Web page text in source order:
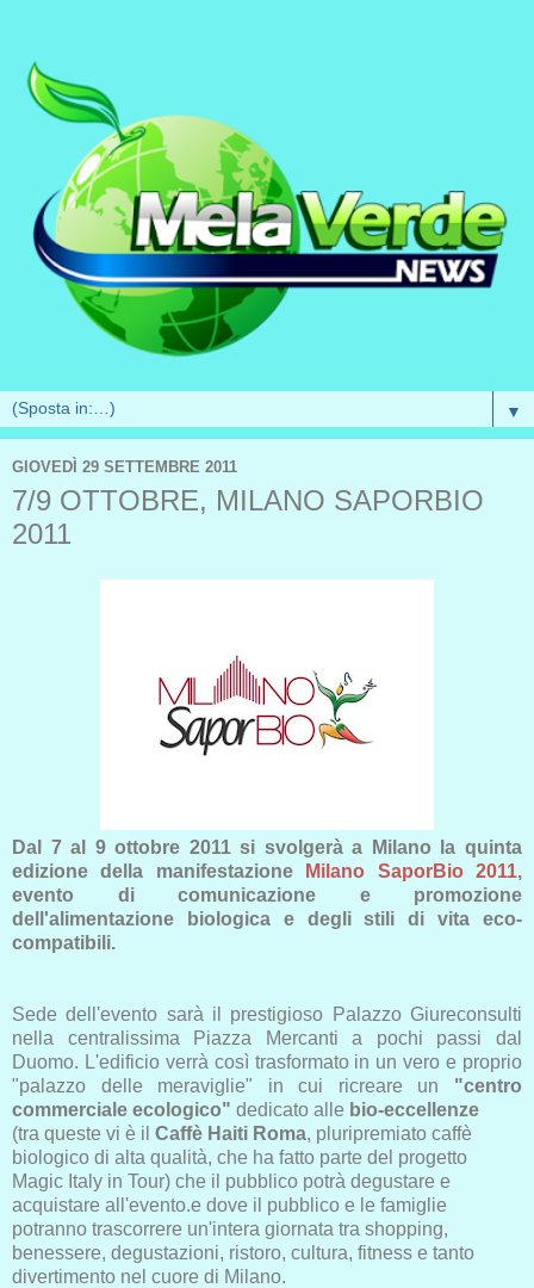
▼
GIOVEDÌ 29 SETTEMBRE 2011
7/9 OTTOBRE, MILANO SAPORBIO
2011
Dal 7 al 9 ottobre 2011 si svolgerà a Milano la quinta
edizione della manifestazione
Milano SaporBio 2011,
evento di comunicazione e promozione
dell'alimentazione biologica e degli stili di vita eco-
compatibili.
Sede dell'evento sarà il prestigioso Palazzo Giureconsulti
nella centralissima Piazza Mercanti a pochi passi dal
Duomo. L'edificio verrà così trasformato in un vero e proprio
"palazzo delle meraviglie" in cui ricreare un "centro
commerciale ecologico" dedicato alle bio-eccellenze
(tra queste vi è il Caffè Haiti Roma, pluripremiato caffè
biologico di alta qualità, che ha fatto parte del progetto
Magic Italy in Tour) che il pubblico potrà degustare e
acquistare all'evento.e dove il pubblico e le famiglie
potranno trascorrere un'intera giornata tra shopping,
benessere, degustazioni, ristoro, cultura, fitness e tanto
divertimento nel cuore di Milano.